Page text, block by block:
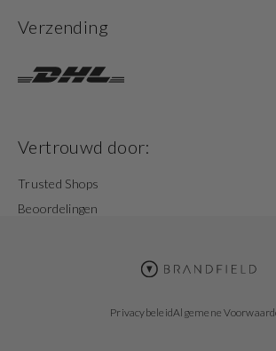
Verzending
Vertrouwd door:
Trusted Shops
Beoordelingen
PrivacybeleidAlgemene